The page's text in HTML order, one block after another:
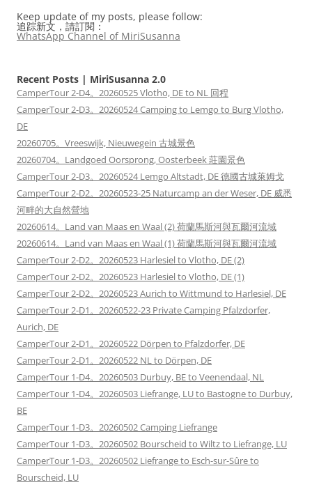
Keep update of my posts, please follow:
追踪新文，請訂閱：
WhatsApp Channel of MiriSusanna
Recent Posts | MiriSusanna 2.0
CamperTour 2-D4。20260525 Vlotho, DE to NL 回程
CamperTour 2-D3。20260524 Camping to Lemgo to Burg Vlotho,
DE
20260705。Vreeswijk, Nieuwegein 古城景色
20260704。Landgoed Oorsprong, Oosterbeek 莊園景色
CamperTour 2-D3。20260524 Lemgo Altstadt, DE 德國古城萊姆戈
CamperTour 2-D2。20260523-25 Naturcamp an der Weser, DE 威悉
河畔的大自然營地
20260614。Land van Maas en Waal (2) 荷蘭馬斯河與瓦爾河流域
20260614。Land van Maas en Waal (1) 荷蘭馬斯河與瓦爾河流域
CamperTour 2-D2。20260523 Harlesiel to Vlotho, DE (2)
CamperTour 2-D2。20260523 Harlesiel to Vlotho, DE (1)
CamperTour 2-D2。20260523 Aurich to Wittmund to Harlesiel, DE
CamperTour 2-D1。20260522-23 Private Camping Pfalzdorfer,
Aurich, DE
CamperTour 2-D1。20260522 Dörpen to Pfalzdorfer, DE
CamperTour 2-D1。20260522 NL to Dörpen, DE
CamperTour 1-D4。20260503 Durbuy, BE to Veenendaal, NL
CamperTour 1-D4。20260503 Liefrange, LU to Bastogne to Durbuy,
BE
CamperTour 1-D3。20260502 Camping Liefrange
CamperTour 1-D3。20260502 Bourscheid to Wiltz to Liefrange, LU
CamperTour 1-D3。20260502 Liefrange to Esch-sur-Sûre to
Bourscheid, LU